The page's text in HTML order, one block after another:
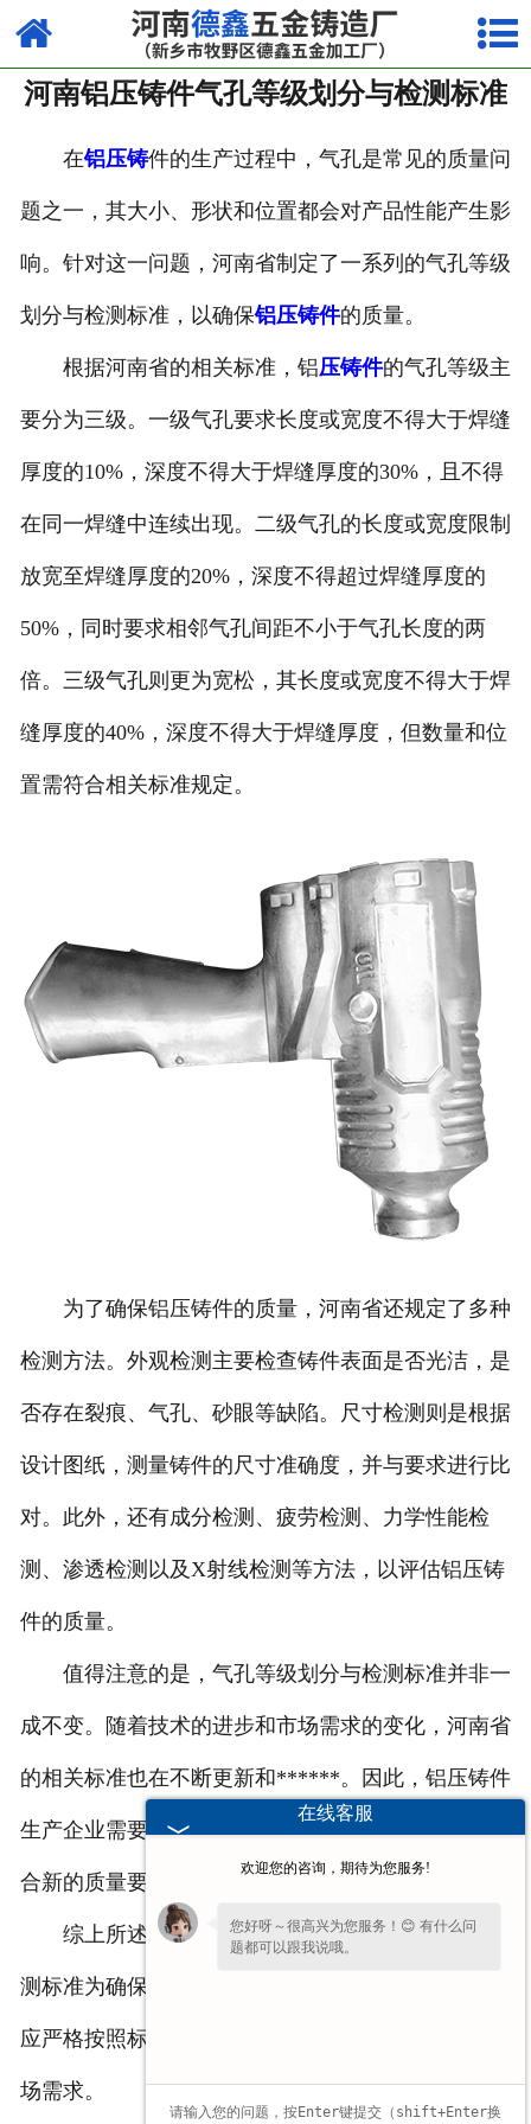
网站首页
走进我们
产品中心
荣誉资质
厂容厂貌
视频中心
河南铝压铸件气孔等级划分与检测标准
在铝压铸件的生产过程中，气孔是常见的质量问
题之一，其大小、形状和位置都会对产品性能产生影
响。针对这一问题，河南省制定了一系列的气孔等级
划分与检测标准，以确保铝压铸件的质量。
根据河南省的相关标准，铝压铸件的气孔等级主
要分为三级。一级气孔要求长度或宽度不得大于焊缝
厚度的10%，深度不得大于焊缝厚度的30%，且不得
在同一焊缝中连续出现。二级气孔的长度或宽度限制
放宽至焊缝厚度的20%，深度不得超过焊缝厚度的
50%，同时要求相邻气孔间距不小于气孔长度的两
倍。三级气孔则更为宽松，其长度或宽度不得大于焊
缝厚度的40%，深度不得大于焊缝厚度，但数量和位
置需符合相关标准规定。
为了确保铝压铸件的质量，河南省还规定了多种
检测方法。外观检测主要检查铸件表面是否光洁，是
否存在裂痕、气孔、砂眼等缺陷。尺寸检测则是根据
设计图纸，测量铸件的尺寸准确度，并与要求进行比
对。此外，还有成分检测、疲劳检测、力学性能检
测、渗透检测以及X射线检测等方法，以评估铝压铸
件的质量。
值得注意的是，气孔等级划分与检测标准并非一
成不变。随着技术的进步和市场需求的变化，河南省
的相关标准也在不断更新和******。因此，铝压铸件
生产企业需要密切关注相关标准的变化，确保产品符
合新的质量要求。
综上所述，河南省的铝压铸件气孔等级划分与检
测标准为确保产品质量提供了有力******。生产企业
应严格按照标准执行，不断提升产品质量，以满足市
场需求。
在线客服
欢迎您的咨询，期待为您服务!
您好呀～很高兴为您服务！😊 有什么问
题都可以跟我说哦。